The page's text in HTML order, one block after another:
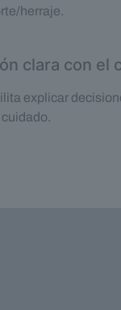
herraje.
clara con el
explicar